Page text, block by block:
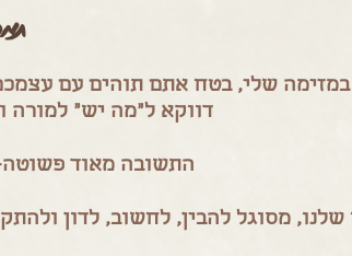
שלי, בטח אתם תוהים עם
דווקא ל"מה יש" למורה
התשובה מאוד
מסוגל להבין, לחשוב, לדון